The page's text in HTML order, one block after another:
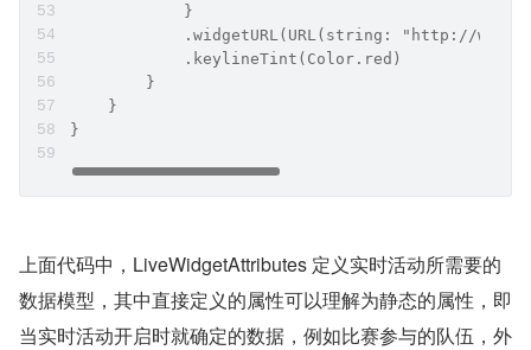
            }
.widgetURL(URL(string: "http://
            .keylineTint(Color.red)
        }
    }
}
上面代码中，LiveWidgetAttributes 定义实时活动所需要的
数据模型，其中直接定义的属性可以理解为静态的属性，即
当实时活动开启时就确定的数据，例如比赛参与的队伍，外